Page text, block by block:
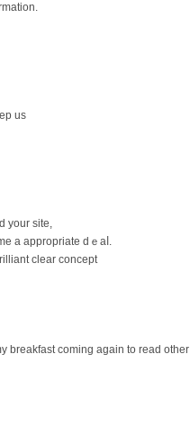
us
your site,
a appropriate dｅaⅼ.
clear conceрt
breakfast coming again to read other